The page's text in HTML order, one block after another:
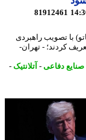
81912461
تصویب راهبردی
کردند؛ - تهران-
دفاعی-آتلانتیک-